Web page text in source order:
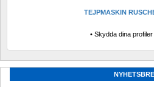
TEJPMASKIN
• Skydda dina